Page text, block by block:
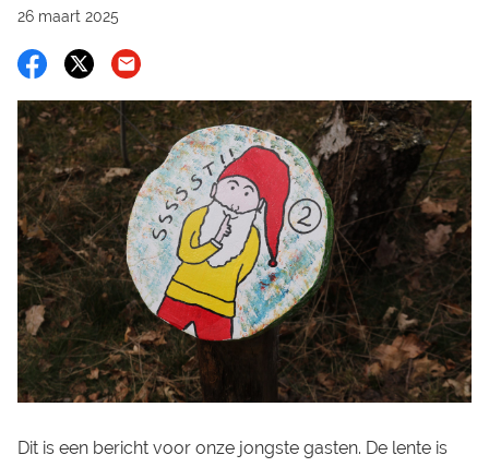
26 maart 2025
Dit is een bericht voor onze jongste gasten. De lente is